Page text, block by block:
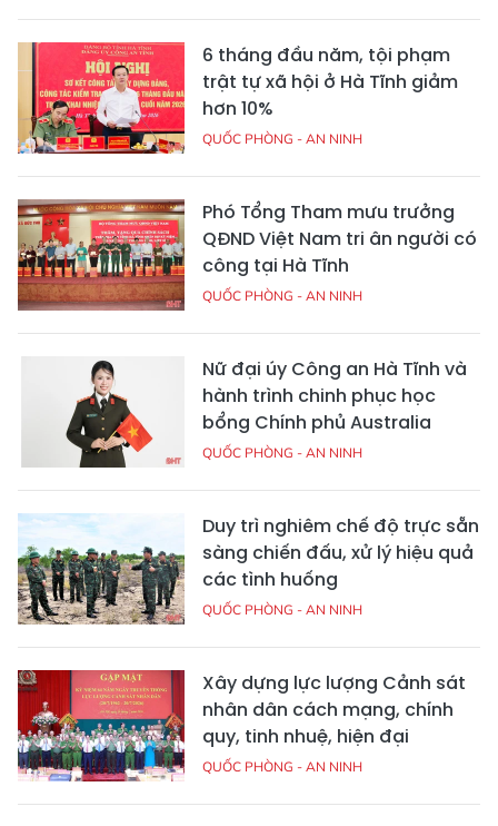
6 tháng đầu năm, tội phạm
trật tự xã hội ở Hà Tĩnh giảm
hơn 10%
QUỐC PHÒNG - AN NINH
Phó Tổng Tham mưu trưởng
QĐND Việt Nam tri ân người có
công tại Hà Tĩnh
QUỐC PHÒNG - AN NINH
Nữ đại úy Công an Hà Tĩnh và
hành trình chinh phục học
bổng Chính phủ Australia
QUỐC PHÒNG - AN NINH
Duy trì nghiêm chế độ trực sẵn
sàng chiến đấu, xử lý hiệu quả
các tình huống
QUỐC PHÒNG - AN NINH
Xây dựng lực lượng Cảnh sát
nhân dân cách mạng, chính
quy, tinh nhuệ, hiện đại
QUỐC PHÒNG - AN NINH